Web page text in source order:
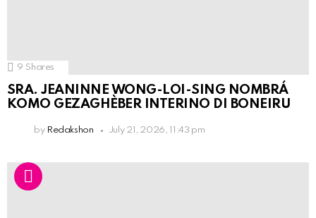
9 Shares
SRA. JEANINNE WONG-LOI-SING NOMBRÁ
KOMO GEZAGHÈBER INTERINO DI BONEIRU
by Redakshon July 21, 2026, 11:43 pm